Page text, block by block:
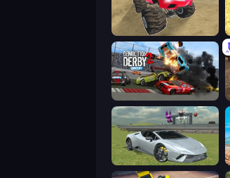
Demolition Derby 2
Sports Cars Driver